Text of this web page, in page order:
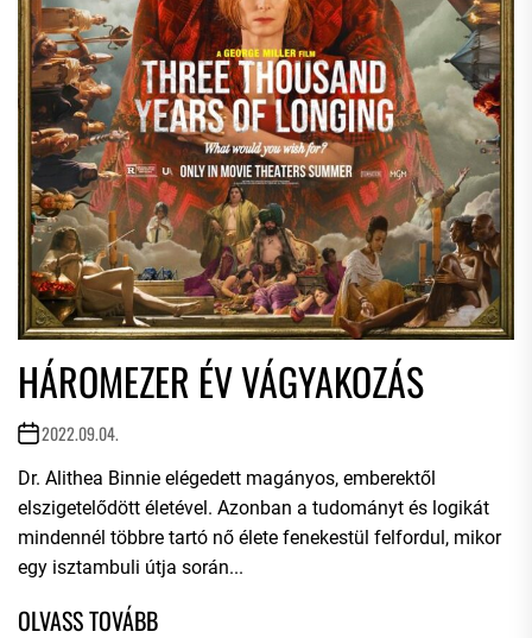
HÁROMEZER ÉV VÁGYAKOZÁS
2022.09.04.
Dr. Alithea Binnie elégedett magányos, emberektől
elszigetelődött életével. Azonban a tudományt és logikát
mindennél többre tartó nő élete fenekestül felfordul, mikor
egy isztambuli útja során...